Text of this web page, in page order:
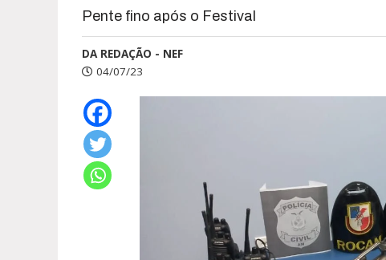
Pente fino após o Festival
DA REDAÇÃO - NEF
04/07/23